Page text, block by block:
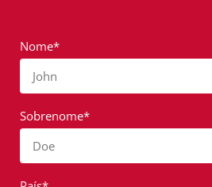
Nome*
John
Sobrenome*
Doe